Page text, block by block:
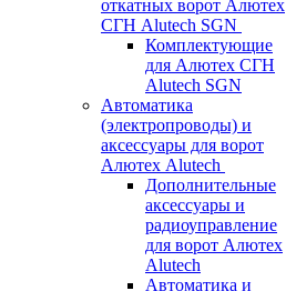
откатных ворот Алютех
СГН Alutech SGN
Комплектующие
для Алютех СГН
Alutech SGN
Автоматика
(электропроводы) и
аксессуары для ворот
Алютех Alutech
Дополнительные
аксессуары и
радиоуправление
для ворот Алютех
Alutech
Автоматика и